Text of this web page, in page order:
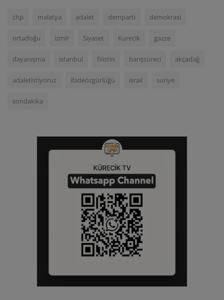
chp malatya adalet demparti demokrasi
ortadoğu izmir Siyaset Kurecik gazze
dayanışma istanbul filistin barışsüreci akçadağ
adaletistiyoruz ifadeözgürlüğü israil suriye
sondakika